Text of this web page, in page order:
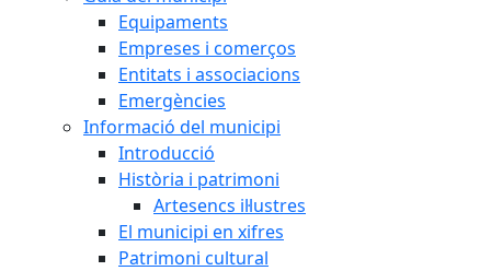
Equipaments
Empreses i comerços
Entitats i associacions
Emergències
Informació del municipi
Introducció
Història i patrimoni
Artesencs il·lustres
El municipi en xifres
Patrimoni cultural